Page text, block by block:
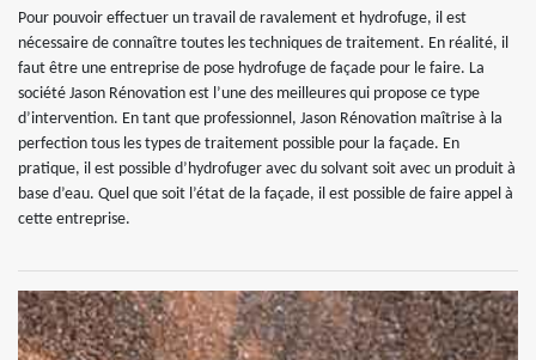
Pour pouvoir effectuer un travail de ravalement et hydrofuge, il est
nécessaire de connaître toutes les techniques de traitement. En réalité, il
faut être une entreprise de pose hydrofuge de façade pour le faire. La
société Jason Rénovation est l’une des meilleures qui propose ce type
d’intervention. En tant que professionnel, Jason Rénovation maîtrise à la
perfection tous les types de traitement possible pour la façade. En
pratique, il est possible d’hydrofuger avec du solvant soit avec un produit à
base d’eau. Quel que soit l’état de la façade, il est possible de faire appel à
cette entreprise.